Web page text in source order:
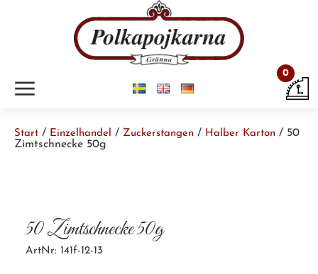
m 0
Start / Einzelhandel / Zuckerstangen / Halber Karton / 50
Zimtschnecke 50g
50 Zimtschnecke 50g
ArtNr: 141f-12-13